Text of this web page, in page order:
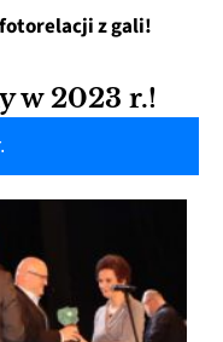
z gali!
w 2023 r.!